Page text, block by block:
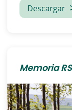
Descargar
Memoria